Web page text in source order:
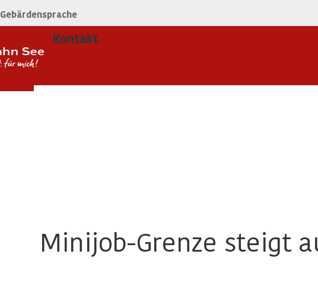
Gebärdensprache
Kontakt
Minijob-Grenze steigt